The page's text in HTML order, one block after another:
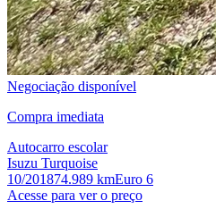
Negociação disponível
Compra imediata
Autocarro escolar
Isuzu Turquoise
10/201874.989 kmEuro 6
Acesse para ver o preço